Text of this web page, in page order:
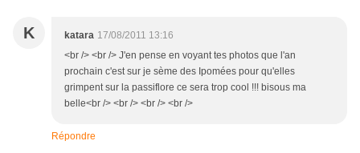
K katara 17/08/2011 13:16
<br /> <br /> J'en pense en voyant tes photos que l'an
prochain c'est sur je sème des Ipomées pour qu'elles
grimpent sur la passiflore ce sera trop cool !!! bisous ma
belle<br /> <br /> <br /> <br />
Répondre